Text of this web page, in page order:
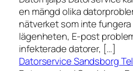
en mängd olika
nätverket som inte fungera
lägenheten, E-post
infekterade datorer, […]
Datorservice Sandsborg